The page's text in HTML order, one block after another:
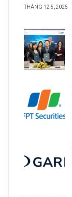
THÁNG 12 5, 2025